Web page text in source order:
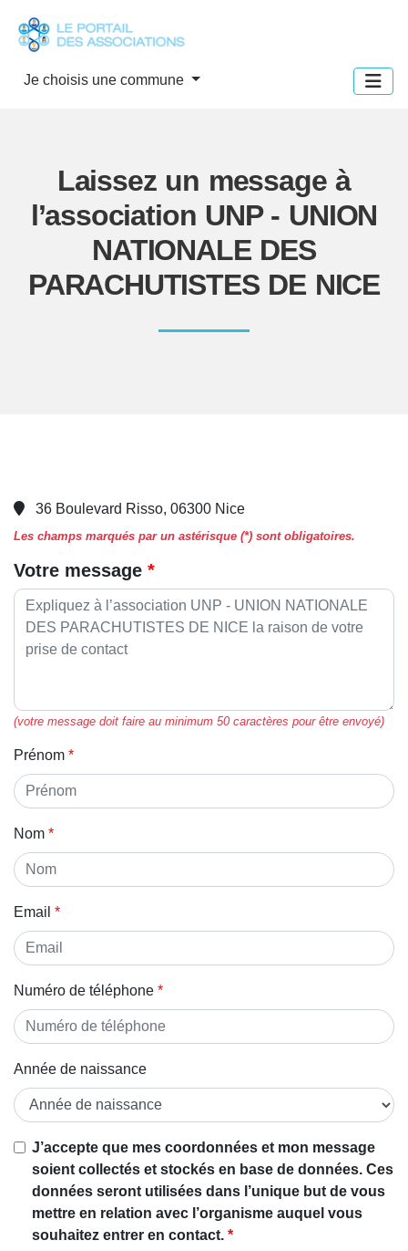
Je choisis une commune
Laissez un message à
l’association UNP - UNION
NATIONALE DES
PARACHUTISTES DE NICE
36 Boulevard Risso, 06300 Nice
Les champs marqués par un astérisque (*) sont obligatoires.
Votre message
(votre message doit faire au minimum 50 caractères pour être envoyé)
Prénom
Nom
Email
Numéro de téléphone
Année de naissance
Si vous
êtes un
être
humain,
ignorez
J’accepte que mes coordonnées et mon message
soient collectés et stockés en base de données. Ces
données seront utilisées dans l’unique but de vous
mettre en relation avec l’organisme auquel vous
souhaitez entrer en contact.